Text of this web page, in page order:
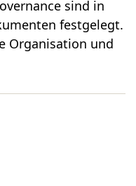
sind in
festgelegt.
Organisation und